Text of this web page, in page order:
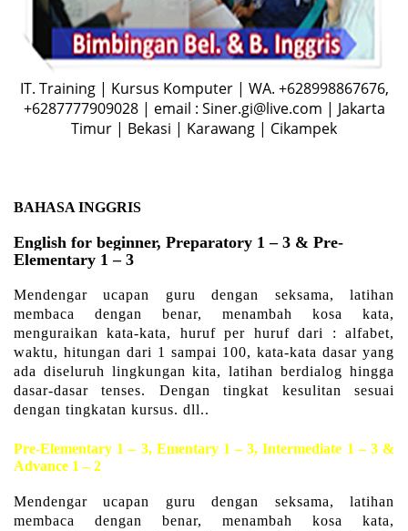
IT. Training | Kursus Komputer | WA. +628998867676,
+6287777909028 | email : Siner.gi@live.com | Jakarta
Timur | Bekasi | Karawang | Cikampek
BAHASA INGGRIS
English for beginner, Preparatory 1 – 3 & Pre-
Elementary 1 – 3
Mendengar ucapan guru dengan seksama, latihan
membaca dengan benar, menambah kosa kata,
menguraikan kata-kata, huruf per huruf dari : alfabet,
waktu, hitungan dari 1 sampai 100, kata-kata dasar yang
ada diseluruh lingkungan kita, latihan berdialog hingga
dasar-dasar tenses. Dengan tingkat kesulitan sesuai
dengan tingkatan kursus. dll..
Pre-Elementary 1 – 3, Ementary 1 – 3, Intermediate 1 – 3 &
Advance 1 – 2
Mendengar ucapan guru dengan seksama, latihan
membaca dengan benar, menambah kosa kata,